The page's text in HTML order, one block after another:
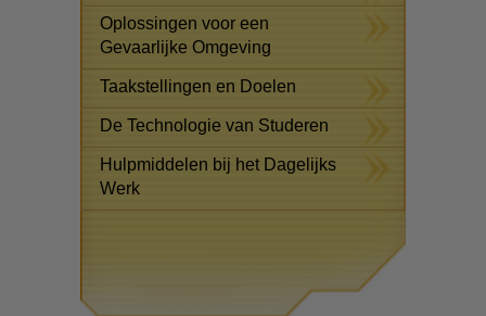
Oplossingen voor een
Gevaarlijke Omgeving
Taakstellingen en Doelen
De Technologie van Studeren
Hulpmiddelen bij het Dagelijks
Werk